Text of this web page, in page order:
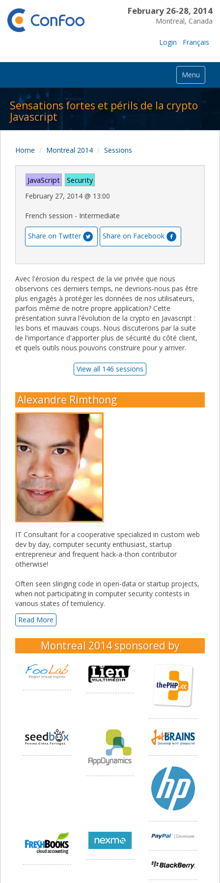
February 26-28, 2014
Montreal, Canada
Login Français
Menu
Sensations fortes et périls de la crypto
Javascript
Home Montreal 2014 Sessions
JavaScript Security
February 27, 2014 @ 13:00
French session - Intermediate
Share on Twitter Share on Facebook
Avec l'érosion du respect de la vie privée que nous
observons ces derniers temps, ne devrions-nous pas être
plus engagés à protéger les données de nos utilisateurs,
parfois même de notre propre application? Cette
présentation suivra l'évolution de la crypto en Javascript :
les bons et mauvais coups. Nous discuterons par la suite
de l'importance d'apporter plus de sécurité du côté client,
et quels outils nous pouvons construire pour y arriver.
View all 146 sessions
Alexandre Rimthong
IT Consultant for a cooperative specialized in custom web
dev by day, computer security enthusiast, startup
entrepreneur and frequent hack-a-thon contributor
otherwise!
Often seen slinging code in open-data or startup projects,
when not participating in computer security contests in
various states of temulency.
Read More
Montreal 2014 sponsored by